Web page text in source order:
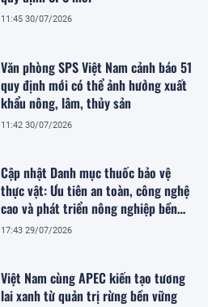
11:45 30/07/2026
Văn phòng SPS Việt Nam cảnh báo 51
quy định mới có thể ảnh hưởng xuất
khẩu nông, lâm, thủy sản
11:42 30/07/2026
Cập nhật Danh mục thuốc bảo vệ
thực vật: Ưu tiên an toàn, công nghệ
cao và phát triển nông nghiệp bền
vững
17:43 29/07/2026
Việt Nam cùng APEC kiến tạo tương
lai xanh từ quản trị rừng bền vững